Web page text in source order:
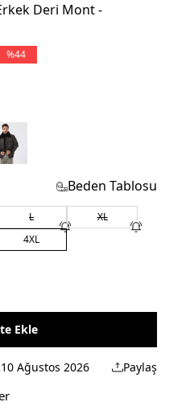
Deri Mont -
%44
Beden Tablosu
L
XL
4XL
Ekle
10 Ağustos 2026 Paylaş